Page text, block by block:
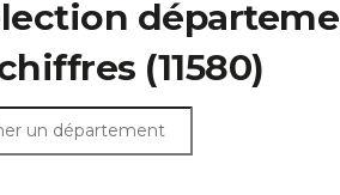
(11580)